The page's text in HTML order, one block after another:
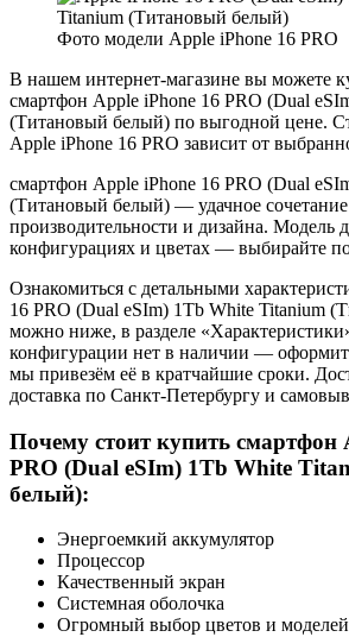
Фото модели Apple iPhone 16 PRO
В нашем интернет-магазине вы можете
смартфон Apple iPhone 16 PRO (Dual
(Титановый белый) по выгодной цене.
Apple iPhone 16 PRO зависит от
смартфон Apple iPhone 16 PRO (Dual
(Титановый белый) — удачное
производительности и дизайна. Модель
конфигурациях и цветах — выбирайте
Ознакомиться с детальными
16 PRO (Dual eSIm) 1Tb White Titanium
можно ниже, в разделе
конфигурации нет в наличии —
мы привезём её в кратчайшие сроки.
доставка по Санкт-Петербургу и
Почему стоит купить смартфон
PRO (Dual eSIm) 1Tb White
белый):
Энергоемкий аккумулятор
Процессор
Качественный экран
Системная оболочка
Огромный выбор цветов и моделей